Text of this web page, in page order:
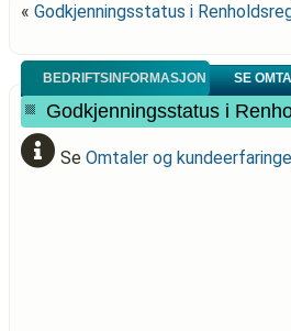
« Godkjenningsstatus i
BEDRIFTSINFORMASJON SE
Godkjenningsstatus i
Se Omtaler og